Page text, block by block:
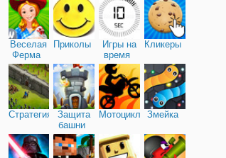
Веселая
Ферма
Приколы
Игры на
время
Кликеры
Стратегия
Защита
башни
МотоциклыЗмейка